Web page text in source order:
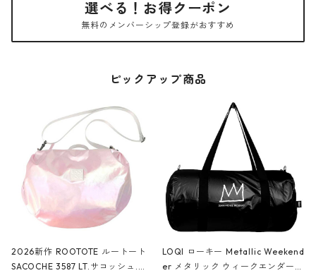
選べる！お得クーポン
無料のメンバーシップ登録がおすすめ
ピックアップ商品
2026新作 ROOTOTE ルートート
SACOCHE 3587 LT.サコッシュ.ル
LOQI ローキー Metallic Weekend
er メタリック ウィークエンダー